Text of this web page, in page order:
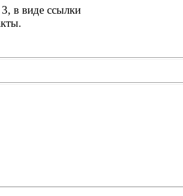
в виде ссылки